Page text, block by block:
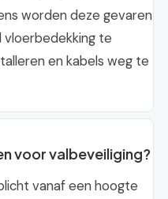
worden deze gevaren
te
en kabels weg te
voor valbeveiliging?
vanaf een hoogte